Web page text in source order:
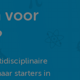
voor
starters in